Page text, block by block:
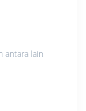
antara lain